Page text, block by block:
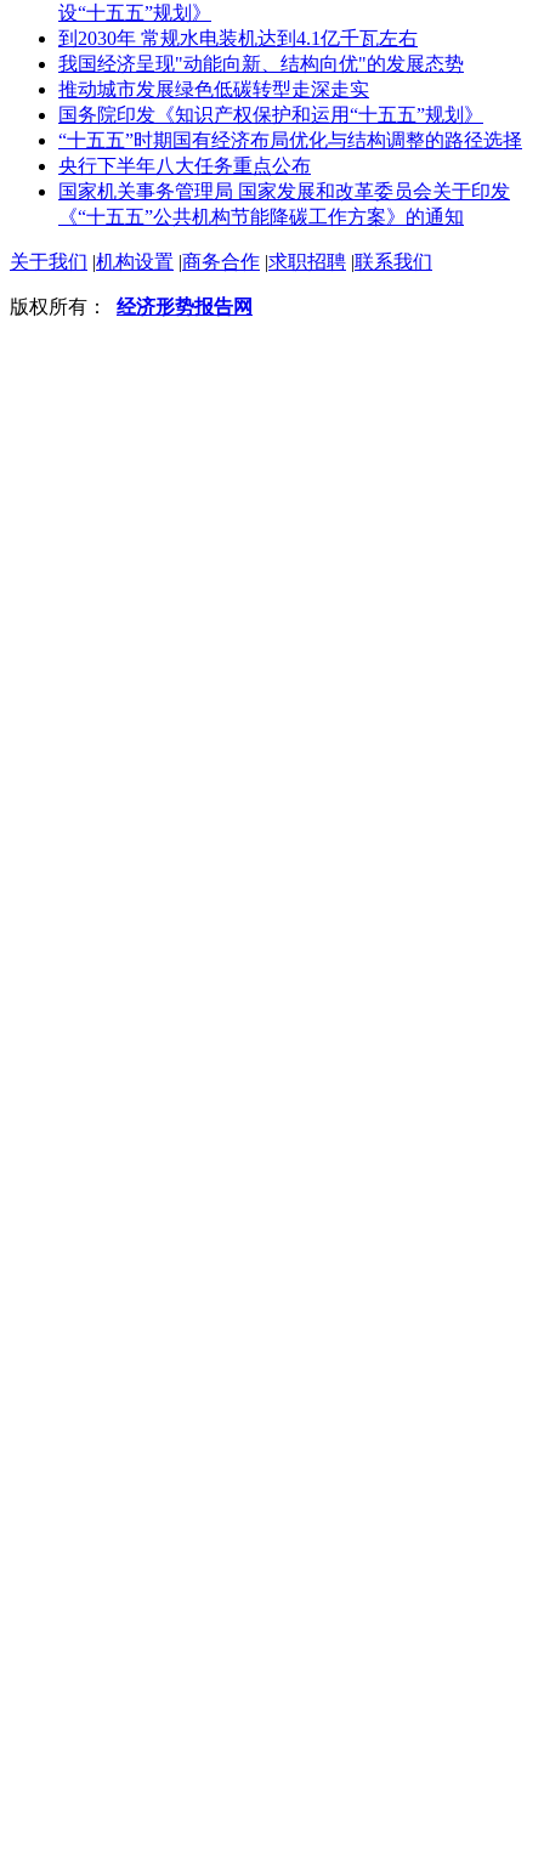
设“十五五”规划》
到2030年 常规水电装机达到4.1亿千瓦左右
我国经济呈现"动能向新、结构向优"的发展态势
推动城市发展绿色低碳转型走深走实
国务院印发《知识产权保护和运用“十五五”规划》
“十五五”时期国有经济布局优化与结构调整的路径选择
央行下半年八大任务重点公布
国家机关事务管理局 国家发展和改革委员会关于印发
《“十五五”公共机构节能降碳工作方案》的通知
关于我们 |机构设置 |商务合作 |求职招聘 |联系我们
版权所有： 经济形势报告网